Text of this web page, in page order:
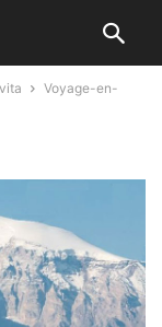
Voyage-en-